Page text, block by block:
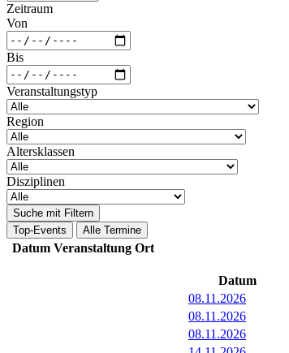
Zeitraum
Von
Bis
Veranstaltungstyp
Region
Altersklassen
Disziplinen
Suche mit Filtern
Top-Events
Alle Termine
Datum Veranstaltung Ort
Datum
08.11.2026
08.11.2026
08.11.2026